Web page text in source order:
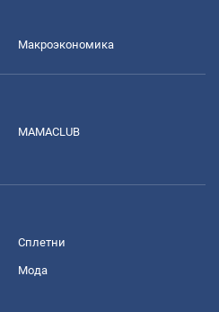
Mакроэкономика
MAMACLUB
Сплетни
Мода